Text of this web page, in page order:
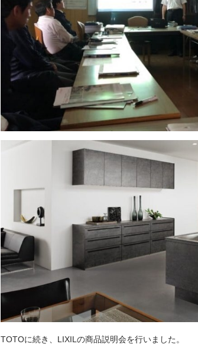
TOTOに続き、LIXILの商品説明会を行いました。